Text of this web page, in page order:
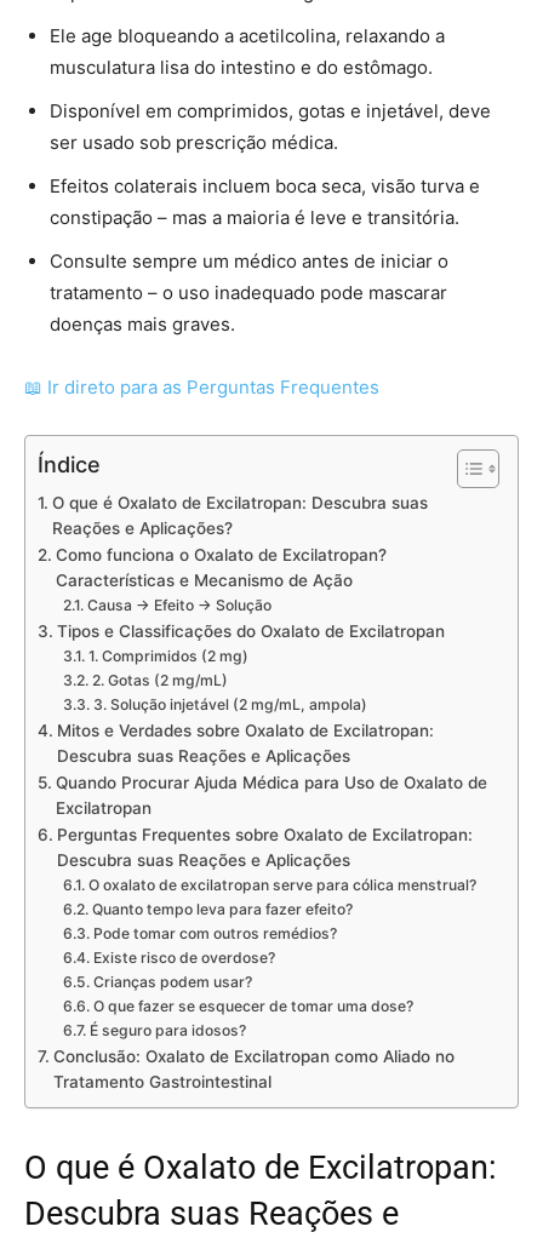
Ele age bloqueando a acetilcolina, relaxando a
musculatura lisa do intestino e do estômago.
Disponível em comprimidos, gotas e injetável, deve
ser usado sob prescrição médica.
Efeitos colaterais incluem boca seca, visão turva e
constipação – mas a maioria é leve e transitória.
Consulte sempre um médico antes de iniciar o
tratamento – o uso inadequado pode mascarar
doenças mais graves.
📖 Ir direto para as Perguntas Frequentes
Índice
O que é Oxalato de Excilatropan: Descubra suas
Reações e Aplicações?
Como funciona o Oxalato de Excilatropan?
Características e Mecanismo de Ação
Causa → Efeito → Solução
Tipos e Classificações do Oxalato de Excilatropan
1. Comprimidos (2 mg)
2. Gotas (2 mg/mL)
3. Solução injetável (2 mg/mL, ampola)
Mitos e Verdades sobre Oxalato de Excilatropan:
Descubra suas Reações e Aplicações
Quando Procurar Ajuda Médica para Uso de Oxalato de
Excilatropan
Perguntas Frequentes sobre Oxalato de Excilatropan:
Descubra suas Reações e Aplicações
O oxalato de excilatropan serve para cólica menstrual?
Quanto tempo leva para fazer efeito?
Pode tomar com outros remédios?
Existe risco de overdose?
Crianças podem usar?
O que fazer se esquecer de tomar uma dose?
É seguro para idosos?
Conclusão: Oxalato de Excilatropan como Aliado no
Tratamento Gastrointestinal
O que é Oxalato de Excilatropan:
Descubra suas Reações e